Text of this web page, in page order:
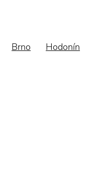
Brno Hodonín